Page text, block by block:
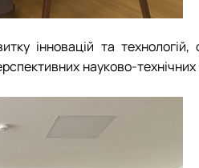
інновацій та технологій,
науково-